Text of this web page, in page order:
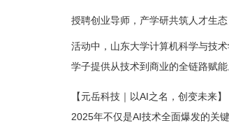
授聘创业导师，产学研共筑人才生态
活动中，山东大学计算机科学与技
学子提供从技术到商业的‌全链路赋能
【元岳科技｜以AI之名，创变未来】
2025年不仅是AI技术全面爆发的关